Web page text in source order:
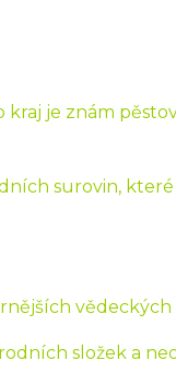
kraj je znám
surovin,
vědeckých
složek a